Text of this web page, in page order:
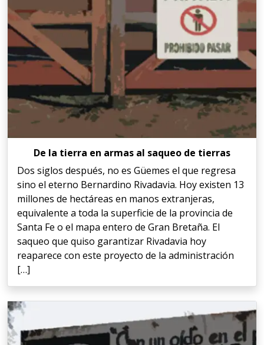
De la tierra en armas al saqueo de tierras
Dos siglos después, no es Güemes el que regresa
sino el eterno Bernardino Rivadavia. Hoy existen 13
millones de hectáreas en manos extranjeras,
equivalente a toda la superficie de la provincia de
Santa Fe o el mapa entero de Gran Bretaña. El
saqueo que quiso garantizar Rivadavia hoy
reaparece con este proyecto de la administración
[…]